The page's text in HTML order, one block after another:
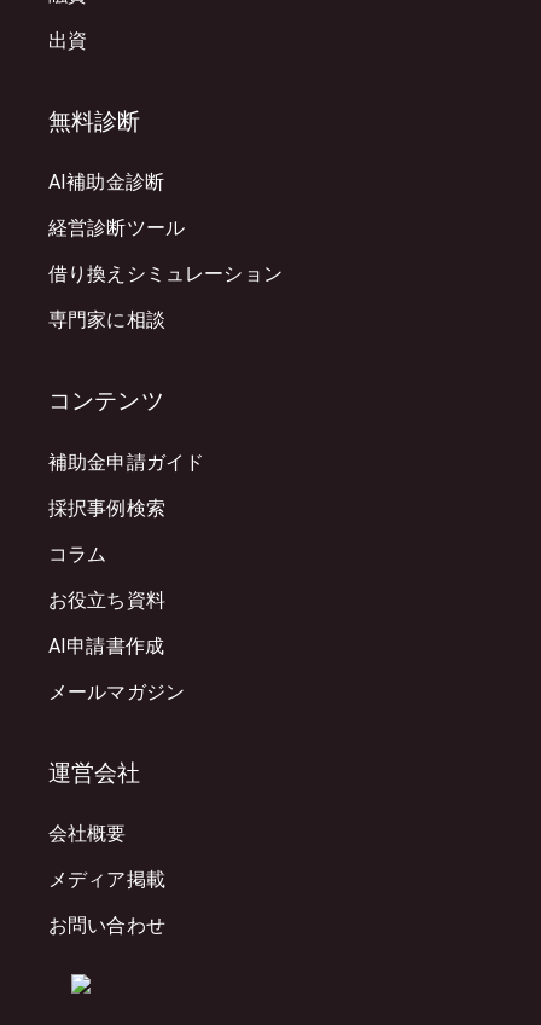
出資
無料診断
AI補助金診断
経営診断ツール
借り換えシミュレーション
専門家に相談
コンテンツ
補助金申請ガイド
採択事例検索
コラム
お役立ち資料
AI申請書作成
メールマガジン
運営会社
会社概要
メディア掲載
お問い合わせ